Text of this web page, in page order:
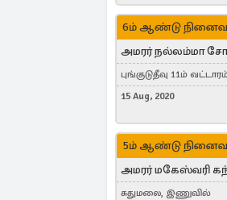
6ம் ஆண்டு
அமரர் நல்லம்மா
புங்குடுதீவு 11ம்
கொட்டாஞ்சேனை
15 Aug, 2020
5ம் ஆண்டு
அமரர் மகேஸ்வரி
சுதுமலை, இணுவில்